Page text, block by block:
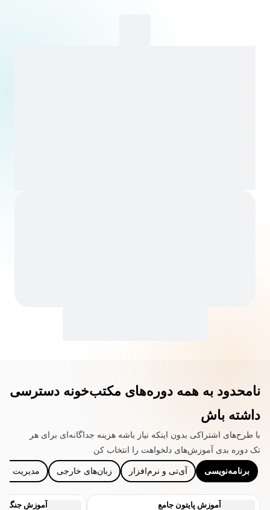
نامحدود به همه دوره‌های مکتب‌خونه دسترسی
داشته باش
با طرح‌های اشتراکی بدون اینکه نیاز باشه هزینه جداگانه‌ای برای هر
تک دوره بدی آموزش‌های دلخواهت را انتخاب کن
برنامه‌نویسی آی‌تی و نرم‌افزار زبان‌های خارجی مدیریت و
آموزش پایتون جامع آموزش جنگو Django